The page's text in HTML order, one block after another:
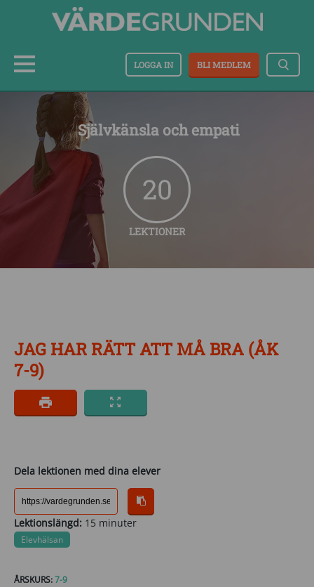
BLI MEDLEM
LOGGA IN
Självkänsla och empati
20
LEKTIONER
JAG HAR RÄTT ATT MÅ BRA (ÅK
7-9)
ÅRSKURS:7-9
Elevhälsan
Lektionslängd: 15 minuter
Dela lektionen med dina elever